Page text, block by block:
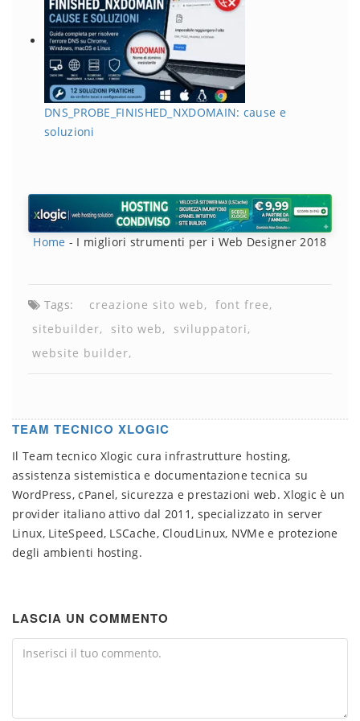
DNS_PROBE_FINISHED_NXDOMAIN: cause e
soluzioni
Home - I migliori strumenti per i Web Designer 2018
Tags: creazione sito web
font free
sitebuilder
sito web
sviluppatori
website builder
TEAM TECNICO XLOGIC
Il Team tecnico Xlogic cura infrastrutture hosting,
assistenza sistemistica e documentazione tecnica su
WordPress, cPanel, sicurezza e prestazioni web. Xlogic è un
provider italiano attivo dal 2011, specializzato in server
Linux, LiteSpeed, LSCache, CloudLinux, NVMe e protezione
degli ambienti hosting.
LASCIA UN COMMENTO
Comment